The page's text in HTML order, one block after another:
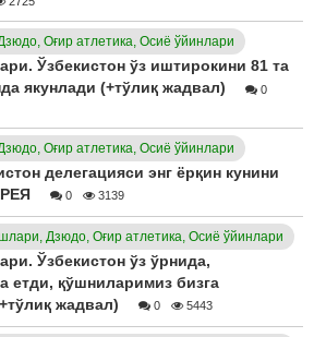
Оғир атлетика, Осиё ўйинлари
Ўзбекистон ўз иштирокини 81 та
якунлади (+тўлиқ жадвал)
0
Оғир атлетика, Осиё ўйинлари
делегацияси энг ёрқин кунини
0 3139
Дзюдо, Оғир атлетика, Осиё ўйинлари
Ўзбекистон ўз ўрнида,
етди, қўшниларимиз бизга
жадвал)
0 5443